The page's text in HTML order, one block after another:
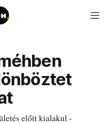
előtt kialakul -